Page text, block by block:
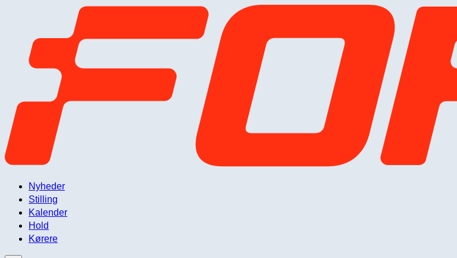
Nyheder
Stilling
Kalender
Hold
Kørere